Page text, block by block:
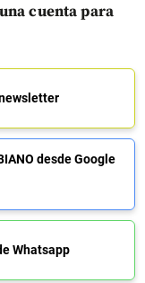
cuenta para
desde Google
Whatsapp